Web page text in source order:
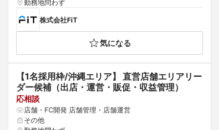
勤務地問わず
株式会社FiT
気になる
【1名採用枠/沖縄エリア】 直営店舗エリアリー
ダー候補（出店・運営・販促・収益管理）
応相談
店舗・FC開発 店舗管理・店舗運営
その他